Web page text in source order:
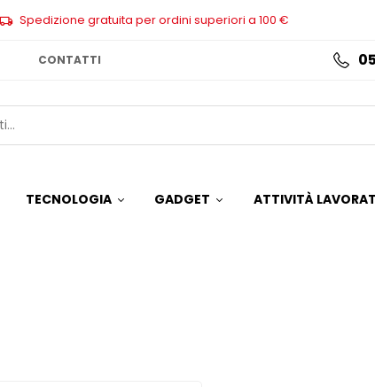
Spedizione gratuita per ordini superiori a 100 €
CONTATTI
TECNOLOGIA GADGET ATTIVITÀ